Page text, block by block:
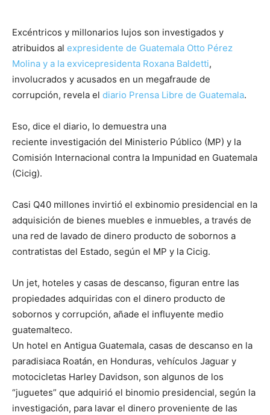
Excéntricos y millonarios lujos son investigados y
atribuidos al expresidente de Guatemala Otto Pérez
Molina y a la exvicepresidenta Roxana Baldetti,
involucrados y acusados en un megafraude de
corrupción, revela el diario Prensa Libre de Guatemala.
Eso, dice el diario, lo demuestra una
reciente investigación del Ministerio Público (MP) y la
Comisión Internacional contra la Impunidad en Guatemala
(Cicig).
Casi Q40 millones invirtió el exbinomio presidencial en la
adquisición de bienes muebles e inmuebles, a través de
una red de lavado de dinero producto de sobornos a
contratistas del Estado, según el MP y la Cicig.
Un jet, hoteles y casas de descanso, figuran entre las
propiedades adquiridas con el dinero producto de
sobornos y corrupción, añade el influyente medio
guatemalteco.
Un hotel en Antigua Guatemala, casas de descanso en la
paradisiaca Roatán, en Honduras, vehículos Jaguar y
motocicletas Harley Davidson, son algunos de los
“juguetes” que adquirió el binomio presidencial, según la
investigación, para lavar el dinero proveniente de las